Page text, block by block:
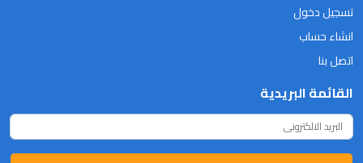
تسجيل دخول
انشاء حساب
اتصل بنا
القائمة البريدية